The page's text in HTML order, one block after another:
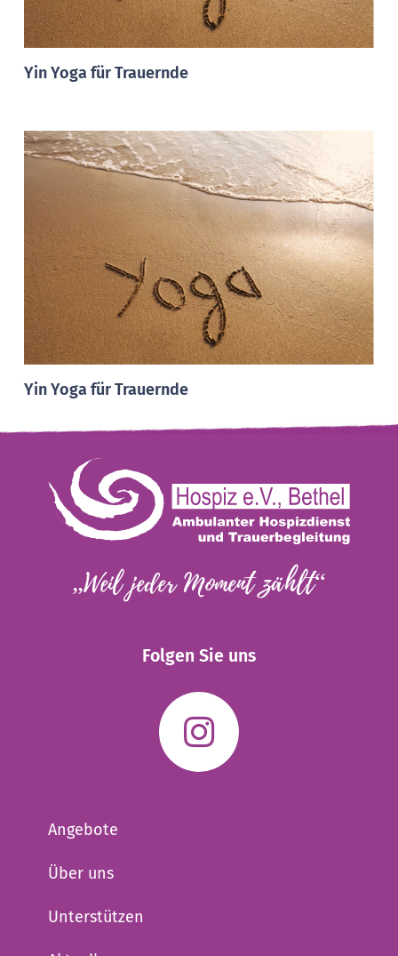
Yin Yoga für Trauernde
Yin Yoga für Trauernde
„Weil jeder Moment zählt“
Folgen Sie uns
Angebote
Über uns
Unterstützen